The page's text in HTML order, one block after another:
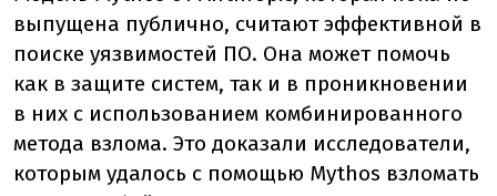
выпущена публично, считают эффективной в
поиске уязвимостей ПО. Она может помочь
как в защите систем, так и в проникновении
в них с использованием комбинированного
метода взлома. Это доказали исследователи,
которым удалось с помощью Mythos взломать